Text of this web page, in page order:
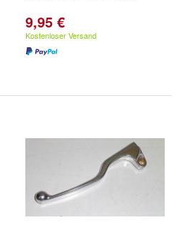
9,95 €
Kostenloser Versand